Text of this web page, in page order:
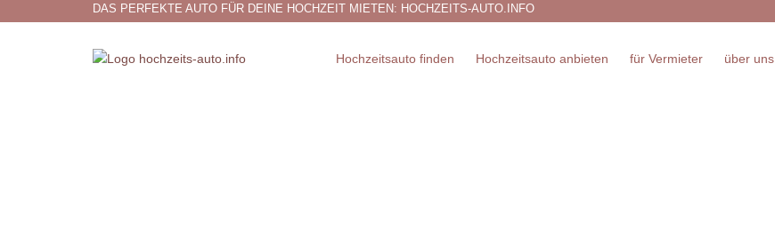
DAS PERFEKTE AUTO FÜR DEINE HOCHZEIT MIETEN: HOCHZEITS-AUTO.INFO
Hochzeitsauto finden Hochzeitsauto anbieten für Vermieter über uns